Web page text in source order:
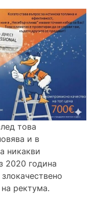
това
и в
никакви
2020 година
ректума.